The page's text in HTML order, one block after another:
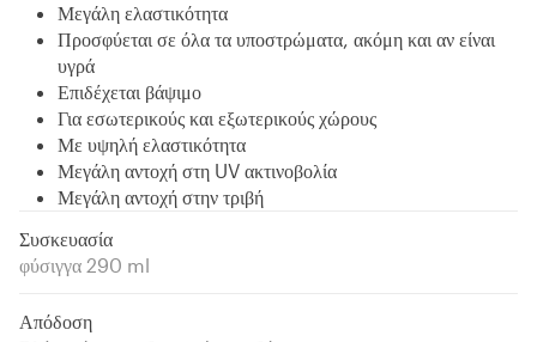
Μεγάλη ελαστικότητα
Προσφύεται σε όλα τα υποστρώματα, ακόμη και αν είναι
υγρά
Επιδέχεται βάψιμο
Για εσωτερικούς και εξωτερικούς χώρους
Με υψηλή ελαστικότητα
Μεγάλη αντοχή στη UV ακτινοβολία
Μεγάλη αντοχή στην τριβή
Συσκευασία
φύσιγγα 290 ml
Απόδοση